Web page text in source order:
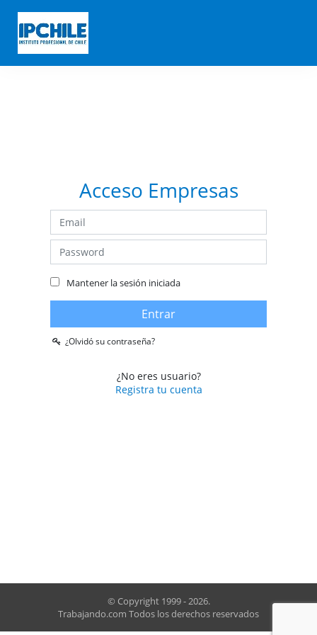
Acceso Empresas
Mantener la sesión iniciada
¿Olvidó su contraseña?
¿No eres usuario?
Registra tu cuenta
© Copyright 1999 - 2026.
Trabajando.com Todos los derechos reservados